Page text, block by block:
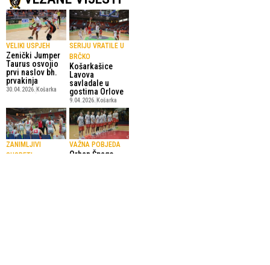
VELIKI USPJEH
Zenički Jumper
Taurus osvojio
prvi naslov bh.
prvakinja
30.04.2026. Košarka
SERIJU VRATILE U
BRČKO
Košarkašice
Lavova
savladale u
gostima Orlove
9.04.2026. Košarka
ZANIMLJIVI
SUSRETI
VAŽNA POBJEDA
Orhan Špago